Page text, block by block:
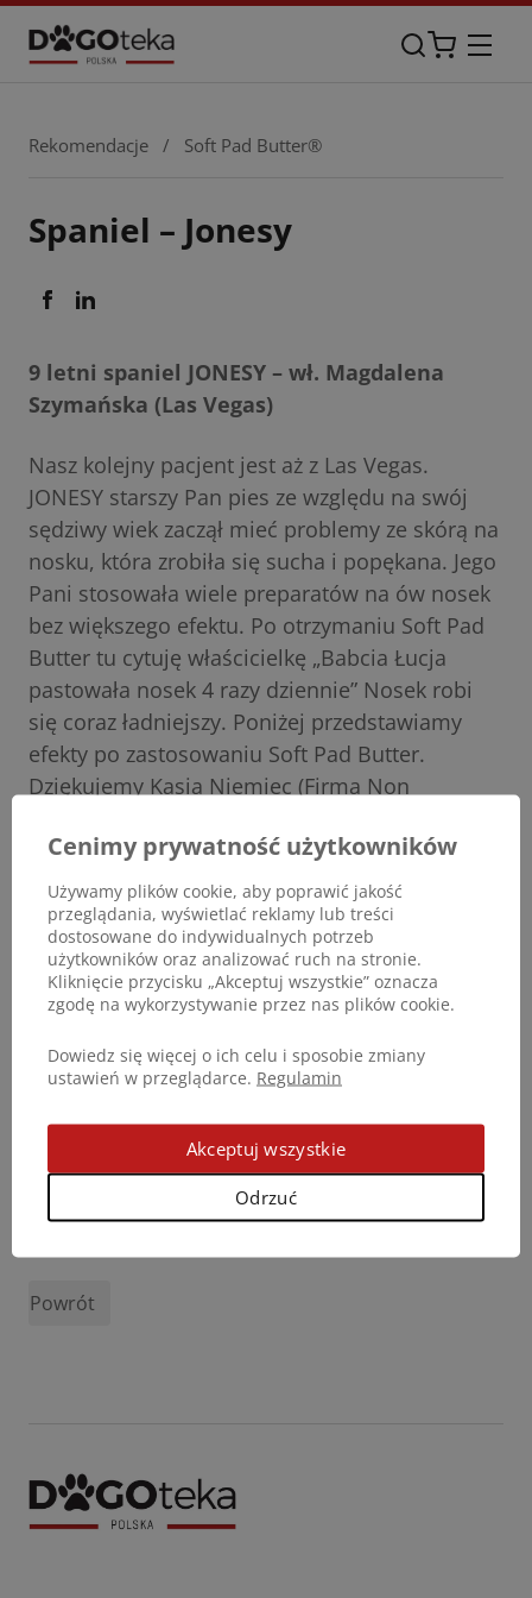
Rekomendacje / Soft Pad Butter®
Spaniel – Jonesy
9 letni spaniel JONESY – wł. Magdalena
Szymańska (Las Vegas)
Nasz kolejny pacjent jest aż z Las Vegas.
JONESY starszy Pan pies ze względu na swój
sędziwy wiek zaczął mieć problemy ze skórą na
nosku, która zrobiła się sucha i popękana. Jego
Pani stosowała wiele preparatów na ów nosek
bez większego efektu. Po otrzymaniu Soft Pad
Butter tu cytuję właścicielkę „Babcia Łucja
pastowała nosek 4 razy dziennie” Nosek robi
się coraz ładniejszy. Poniżej przedstawiamy
efekty po zastosowaniu Soft Pad Butter.
Dziękujemy Kasia Niemiec (Firma Non
Podziel się opinią
Powrót
Cenimy prywatność użytkowników
Używamy plików cookie, aby poprawić jakość
przeglądania, wyświetlać reklamy lub treści
dostosowane do indywidualnych potrzeb
użytkowników oraz analizować ruch na stronie.
Kliknięcie przycisku „Akceptuj wszystkie” oznacza
zgodę na wykorzystywanie przez nas plików cookie.
Dowiedz się więcej o ich celu i sposobie zmiany
ustawień w przeglądarce. Regulamin
Odrzuć
Akceptuj wszystkie